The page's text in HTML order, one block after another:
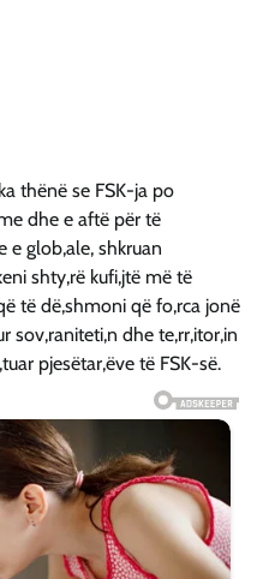
thënë se FSK-ja po
dhe e aftë për të
e glob,ale, shkruan
shty,rë kufi,jtë më të
të dë,shmoni që fo,rca jonë
sov,raniteti,n dhe te,rr,itor,in
pjesëtar,ëve të FSK-së.